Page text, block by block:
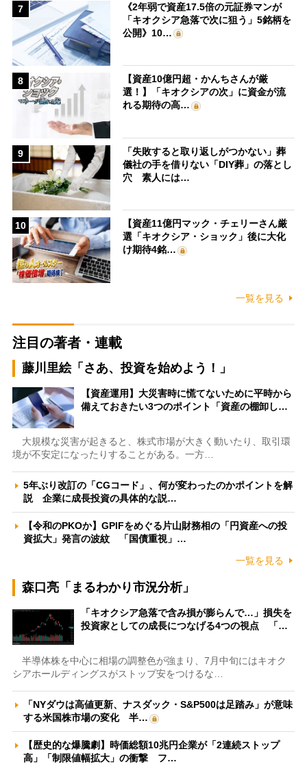
7
《2年弱で資産17.5倍の元証券マンが
「キオクシア急落で次に狙う」5銘柄を
公開》10…
8
【資産10億円超・かんちさんが厳
選！】「キオクシアの次」に資金が流
れる期待の高…
9
「失敗すると取り返しがつかない」葬
儀社の手を借りない「DIY葬」の落とし
穴 素人には…
10
【資産11億円マック・チェリーさん厳
選「キオクシア・ショック」後に大化
け期待4銘…
一覧を見る
注目の著者・連載
藤川里絵「さあ、投資を始めよう！」
【資産運用】大災害時に慌てないために平時から
備えておきたい3つのポイント「資産の棚卸し…
大規模な災害が起きると、株式市場が大きく動いたり、取引環
境が不安定になったりすることがある。一方…
5年ぶり改訂の「CGコード」、何が変わったのかポイントを解
説 企業に成長投資の具体的な説…
【令和のPKOか】GPIFをめぐる片山財務相の「円資産への投
資拡大」発言の波紋 「国債重視」…
一覧を見る
森口亮「まるわかり市況分析」
「キオクシア急落で含み損が膨らんで…」損失を
投資家としての成長につなげる4つの視点 「…
半導体株を中心に相場の調整色が強まり、7月中旬にはキオク
シアホールディングスがストップ安をつけるな…
「NYダウは高値更新、ナスダック・S&P500は足踏み」が意味
する米国株市場の変化 半…
【歴史的な爆騰劇】時価総額10兆円企業が「2連続ストップ
高」「制限値幅拡大」の衝撃 フ…